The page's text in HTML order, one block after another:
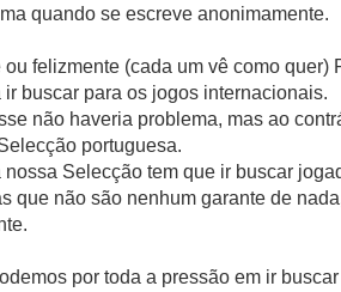
quando se escreve anonimamente.
ou felizmente (cada um vê como
ir buscar para os jogos internacionais.
não haveria problema, mas ao
portuguesa.
nossa Selecção tem que ir buscar
que não são nenhum garante de
por toda a pressão em ir